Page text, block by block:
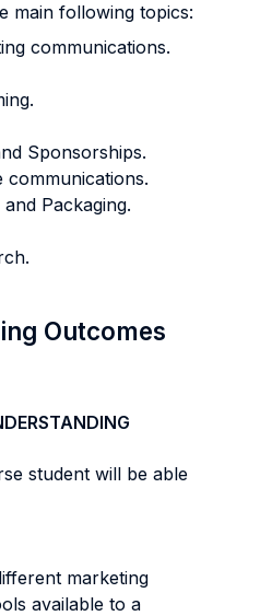
main following topics:
communications.
Sponsorships.
Packaging.
Outcomes
student will be able
marketing
available to a